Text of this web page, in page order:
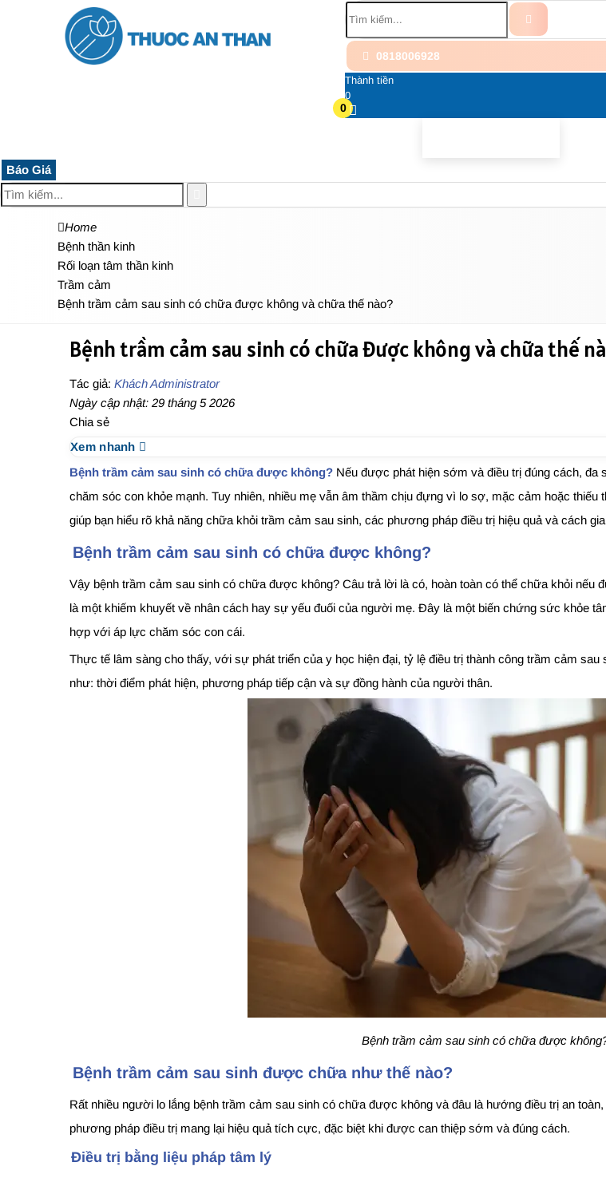
0818006928
Thành tiền
0
0
Báo Giá
Home
Bệnh thần kinh
Rối loạn tâm thần kinh
Trầm cảm
Bệnh trầm cảm sau sinh có chữa được không và chữa thế nào?
Bệnh trầm cảm sau sinh có chữa được không và chữa thế
Tác giả: Khách Administrator
Ngày cập nhật: 29 tháng 5 2026
Chia sẻ
Xem nhanh
Bệnh trầm cảm sau sinh có chữa được không? Nếu được phát hiện sớm và điều trị đúng cách, đa
chăm sóc con khỏe mạnh. Tuy nhiên, nhiều mẹ vẫn âm thầm chịu đựng vì lo sợ, mặc cảm hoặc
giúp bạn hiểu rõ khả năng chữa khỏi trầm cảm sau sinh, các phương pháp điều trị hiệu quả và cách
Bệnh trầm cảm sau sinh có chữa được không?
Vậy bệnh trầm cảm sau sinh có chữa được không? Câu trả lời là có, hoàn toàn có thể chữa khỏi nếu
là một khiếm khuyết về nhân cách hay sự yếu đuối của người mẹ. Đây là một biến chứng sức khỏe
hợp với áp lực chăm sóc con cái.
Thực tế lâm sàng cho thấy, với sự phát triển của y học hiện đại, tỷ lệ điều trị thành công trầm cảm
như: thời điểm phát hiện, phương pháp tiếp cận và sự đồng hành của người thân.
Bệnh trầm cảm sau sinh có chữa được
Bệnh trầm cảm sau sinh được chữa như thế nào?
Rất nhiều người lo lắng bệnh trầm cảm sau sinh có chữa được không và đâu là hướng điều trị an
phương pháp điều trị mang lại hiệu quả tích cực, đặc biệt khi được can thiệp sớm và đúng cách.
Điều trị bằng liệu pháp tâm lý